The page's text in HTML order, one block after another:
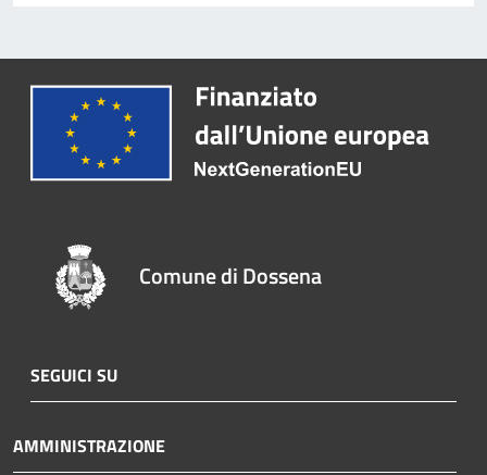
Comune di Dossena
SEGUICI SU
AMMINISTRAZIONE